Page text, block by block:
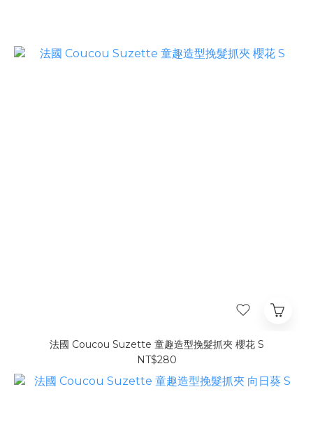
法國 Coucou Suzette 童趣造型挽髮抓夾 櫻花 S
NT$280